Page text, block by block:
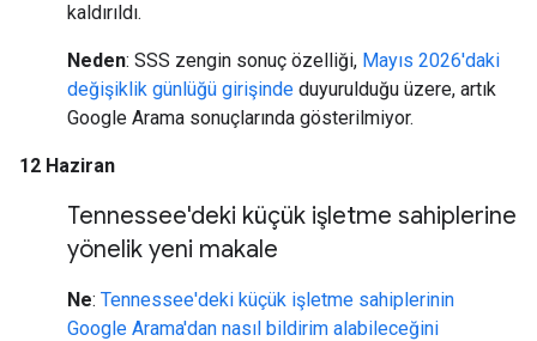
kaldırıldı.
Neden: SSS zengin sonuç özelliği, Mayıs 2026'daki
değişiklik günlüğü girişinde duyurulduğu üzere, artık
Google Arama sonuçlarında gösterilmiyor.
12 Haziran
Tennessee'deki küçük işletme sahiplerine
yönelik yeni makale
Ne: Tennessee'deki küçük işletme sahiplerinin
Google Arama'dan nasıl bildirim alabileceğini